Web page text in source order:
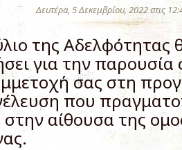
Δευτέρα, 5 Δεκεμβρίου, 2022 στις
της Αδελφότητας
για την παρουσία
σας στη
που
αίθουσα της